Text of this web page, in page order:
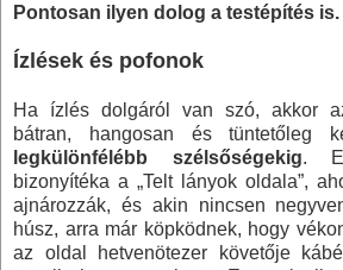
Pontosan ilyen dolog a testépítés is.
Ízlések és pofonok
Ha ízlés dolgáról van szó, akkor
bátran, hangosan és tüntetőleg
legkülönfélébb szélsőségekig.
bizonyítéka a „Telt lányok oldala”,
ajnározzák, és akin nincsen
húsz, arra már köpködnek, hogy
az oldal hetvenötezer követője